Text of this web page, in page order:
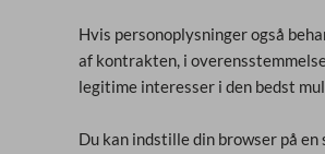
Hvis personoplysninger også
af kontrakten, i
legitime interesser i den bedst
Du kan indstille din browser på